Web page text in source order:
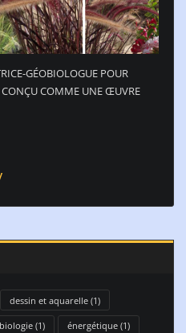
GÉOBIOLOGUE POUR
CONÇU COMME UNE ŒUVRE
dessin et aquarelle(1)
(1) énergétique(1)